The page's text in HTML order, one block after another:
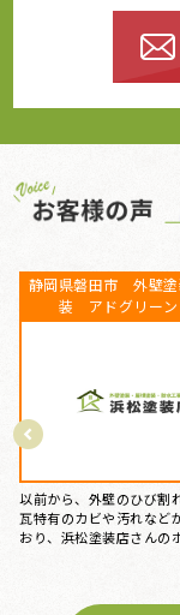
静岡県磐田市 外壁塗
装 プレミアムシ
この度は丁寧な施工、親
にありがとうございまし
ずっと気になっていた･･･